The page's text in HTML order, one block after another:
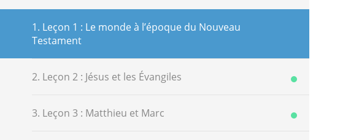
1. Leçon 1 : Le monde à l’époque du Nouveau
Testament
2. Leçon 2 : Jésus et les Évangiles
3. Leçon 3 : Matthieu et Marc